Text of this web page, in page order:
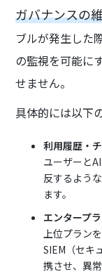
ガバナンスの
ブルが発生した
の監視を可能に
せません。
具体的には以下
利用履歴・
ユーザーと
反するよう
ます。
エンタープ
上位プラン
SIEM（セキ
携させ、異